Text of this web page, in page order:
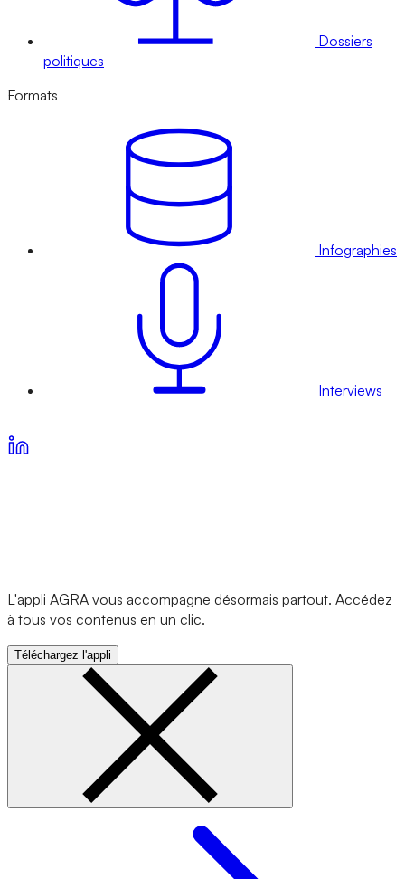
Dossiers
politiques
Formats
Infographies
Interviews
L'appli AGRA vous accompagne désormais partout. Accédez
à tous vos contenus en un clic.
Téléchargez l'appli